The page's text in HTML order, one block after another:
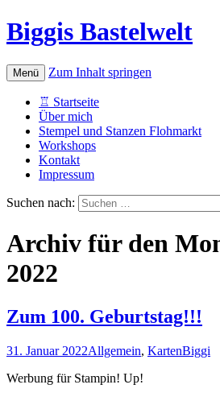
Biggis Bastelwelt
Menü Zum Inhalt springen
♖ Startseite
Über mich
Stempel und Stanzen Flohmarkt
Workshops
Kontakt
Impressum
Suchen nach:
Archiv für den
2022
Zum 100. Geburtstag!!!
31. Januar 2022Allgemein, KartenBiggi
Werbung für Stampin! Up!